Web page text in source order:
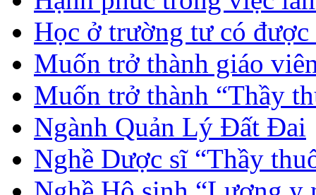
Học ở trường tư có
Muốn trở thành giáo
Muốn trở thành “Thầy
Ngành Quản Lý Đất Đai
Nghề Dược sĩ “Thầy